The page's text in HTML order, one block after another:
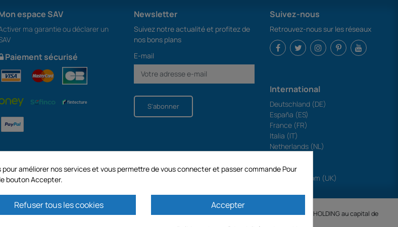
espace SAV
ma garantie ou déclarer un
Paiement sécurisé
Newsletter
Suivez notre actualité et profitez de
nos bons plans
E-mail
S'abonner
Suivez-nous
Retrouvez-nous sur les réseaux
International
Deutschland (DE)
España (ES)
France (FR)
Italia (IT)
Netherlands (NL)
Portugal (PT)
United Kingdom (UK)
32 Rue de Paradis - PARIS 75010 (FRANCE). GECODIS.SA créée le 04/11/1998 est une filiale de ODAYA HOLDING au capital de
améliorer nos services et vous permettre de vous connecter et passer commande Pour
bouton Accepter.
Accepter
Refuser tous les cookies